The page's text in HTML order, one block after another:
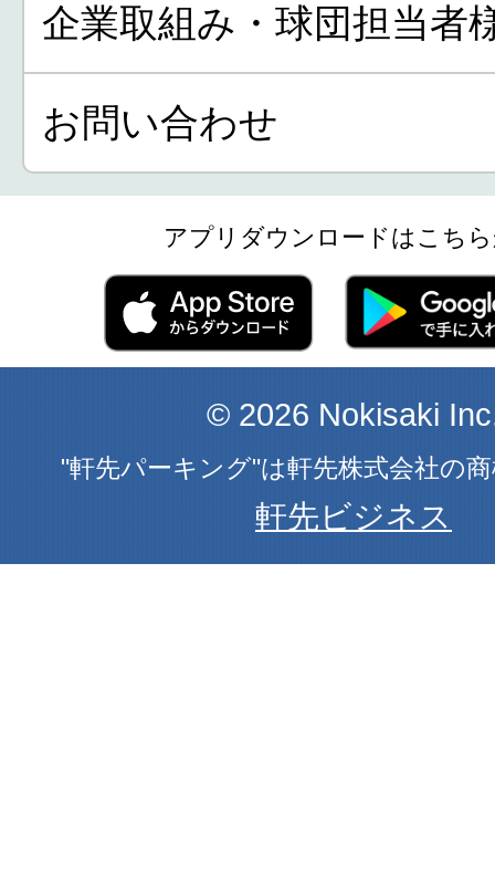
企業取組み・球団担当者
お問い合わせ
アプリダウンロードはこち
© 2026 Nokisaki
"軒先パーキング"は軒先株式会社の
軒先ビジネス